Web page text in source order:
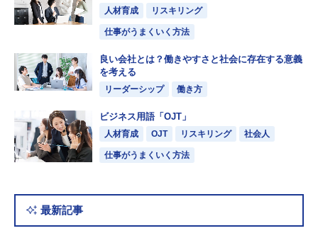
人材育成 リスキリング
仕事がうまくいく方法
良い会社とは？働きやすさと社会に存在する意義
を考える
リーダーシップ 働き方
ビジネス用語「OJT」
人材育成 OJT リスキリング 社会人
仕事がうまくいく方法
最新記事